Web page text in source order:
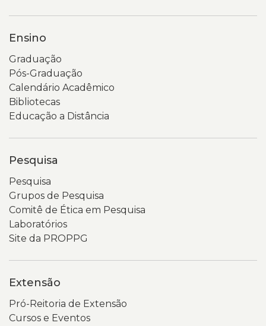
Ensino
Graduação
Pós-Graduação
Calendário Acadêmico
Bibliotecas
Educação a Distância
Pesquisa
Pesquisa
Grupos de Pesquisa
Comitê de Ética em Pesquisa
Laboratórios
Site da PROPPG
Extensão
Pró-Reitoria de Extensão
Cursos e Eventos